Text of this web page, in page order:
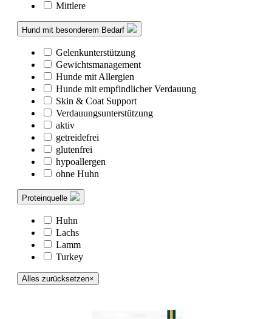
Mittlere
Hund mit besonderem Bedarf
Gelenkunterstützung
Gewichtsmanagement
Hunde mit Allergien
Hunde mit empfindlicher Verdauung
Skin & Coat Support
Verdauungsunterstützung
aktiv
getreidefrei
glutenfrei
hypoallergen
ohne Huhn
Proteinquelle
Huhn
Lachs
Lamm
Turkey
Alles zurücksetzen×